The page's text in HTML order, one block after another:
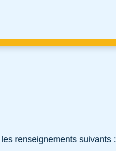
renseignements suivants :